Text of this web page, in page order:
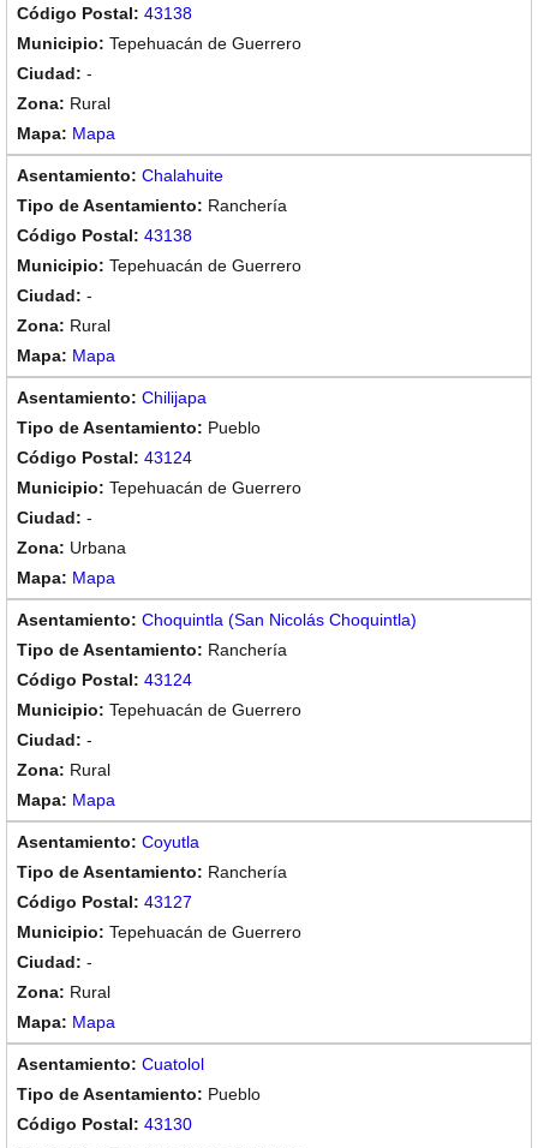
43138
Tepehuacán de Guerrero
-
Rural
Mapa
Chalahuite
Ranchería
43138
Tepehuacán de Guerrero
-
Rural
Mapa
Chilijapa
Pueblo
43124
Tepehuacán de Guerrero
-
Urbana
Mapa
Choquintla (San Nicolás Choquintla)
Ranchería
43124
Tepehuacán de Guerrero
-
Rural
Mapa
Coyutla
Ranchería
43127
Tepehuacán de Guerrero
-
Rural
Mapa
Cuatolol
Pueblo
43130